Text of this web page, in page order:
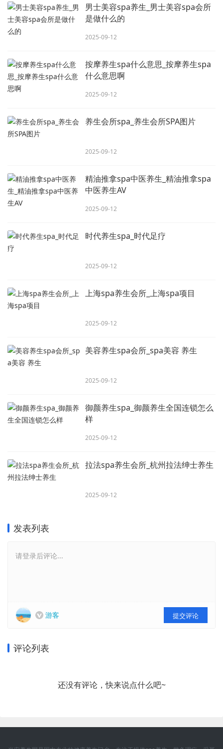
男士美容spa养生_男士美容spa会所
是做什么的
2025-09-12
按摩养生spa什么意思_按摩养生spa
什么意思啊
2025-09-12
养生会所spa_养生会所SPA图片
2025-09-12
精油推拿spa中医养生_精油推拿spa
中医养生AV
2025-09-12
时代养生spa_时代足疗
2025-09-12
上海spa养生会所_上海spa项目
2025-09-12
美容养生spa会所_spa美容 养生
2025-09-12
御颜养生spa_御颜养生全国连锁怎么
样
2025-09-12
拉法spa养生会所_杭州拉法绅士养生
2025-09-12
发表列表
请登录后评论...
游客 提交评论
评论列表
还没有评论，快来说点什么吧~